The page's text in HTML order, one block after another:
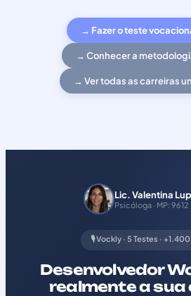
→ Fazer o teste
→ Conhecer a
→ Ver todas as carreiras
Lic. Valentina
Psicóloga · MP: 9612
🎙️ Vockly · 5 Testes ·
Desenvolvedor
realmente a sua